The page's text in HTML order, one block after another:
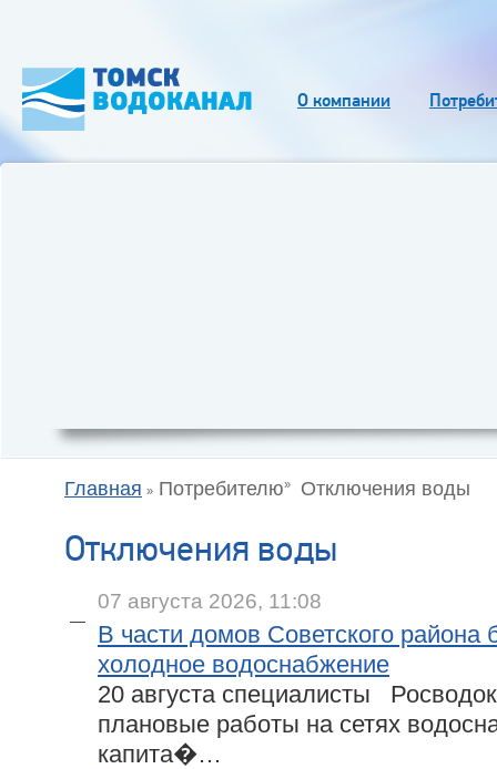
О компании
Главная Потребителю Отключения воды
Отключения воды
07 августа 2026, 11:08
В части домов Советского района
холодное водоснабжение
20 августа специалисты
плановые работы на сетях
капита�…